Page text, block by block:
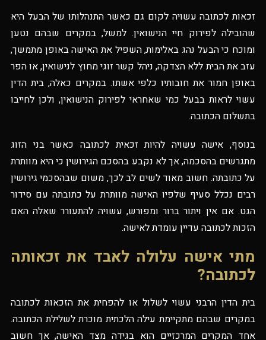
זכאות לכתובה עשויה לקום גם כאשר התנהלותו של הבעל היא
שהובילה לפירוק חיי הנישואין. למשל, במקרים שבהם נטען
ומוכח כי הבעל נהג באלימות, השפיל את האישה באופן מתמשך,
עזב את הבית ללא הצדקה, ניהל קשר זוגי מחוץ לנישואין, או הפר
באופן חמור את חובותיו כלפי אשתו. במקרים כאלה, בית הדין
עשוי לראות בבעל כמי שאחראי לפירוק הנישואין, ולכן לחייבו
בתשלום הכתובה.
בנוסף, אישה עשויה להיות זכאית לכתובה כאשר בני הזוג
מתגרשים בהסכמה, אך לא נקבע בהסכם הגירושין כי היא מוותרת
על כתובתה. חשוב מאוד לשים לב לכך, משום שבהסכמי גירושין
רבים נכלל סעיף שלפיו האישה מוותרת על כתובתה עם סידור
הגט. אם אין ויתור ברור ומפורש, עשויה להתעורר שאלה האם
הזכות לכתובה עדיין עומדת לאישה.
מתי אישה עלולה לאבד את זכאותה
לכתובה?
בית הדין הרבני עשוי לשלול או להפחית את הזכאות לכתובה
במקרים שבהם מתקיימת עילה הלכתית מוכרת לשלילת הכתובה.
אחד המקרים המרכזיים הוא בגידה מצד האישה, אך חשוב